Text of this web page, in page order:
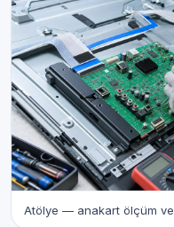
Atölye — anakart ölçüm